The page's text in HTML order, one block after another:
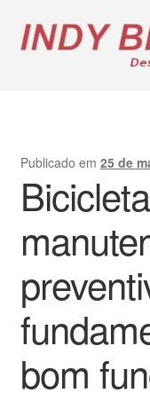
Pular
para
Pular
para
Lojas Físicas
Manutenção E-
Locação de
Contato
Publicado em 25 de
bom